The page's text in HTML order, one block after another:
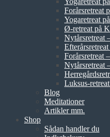
Forårsretreat
Yogaretreat
Ø-retreat på
Nytårsretreat
Forårsretreat
Nytårsretreat
Luksus-
Blog
Meditationer
Artikler mm.
Shop
Sådan handler du